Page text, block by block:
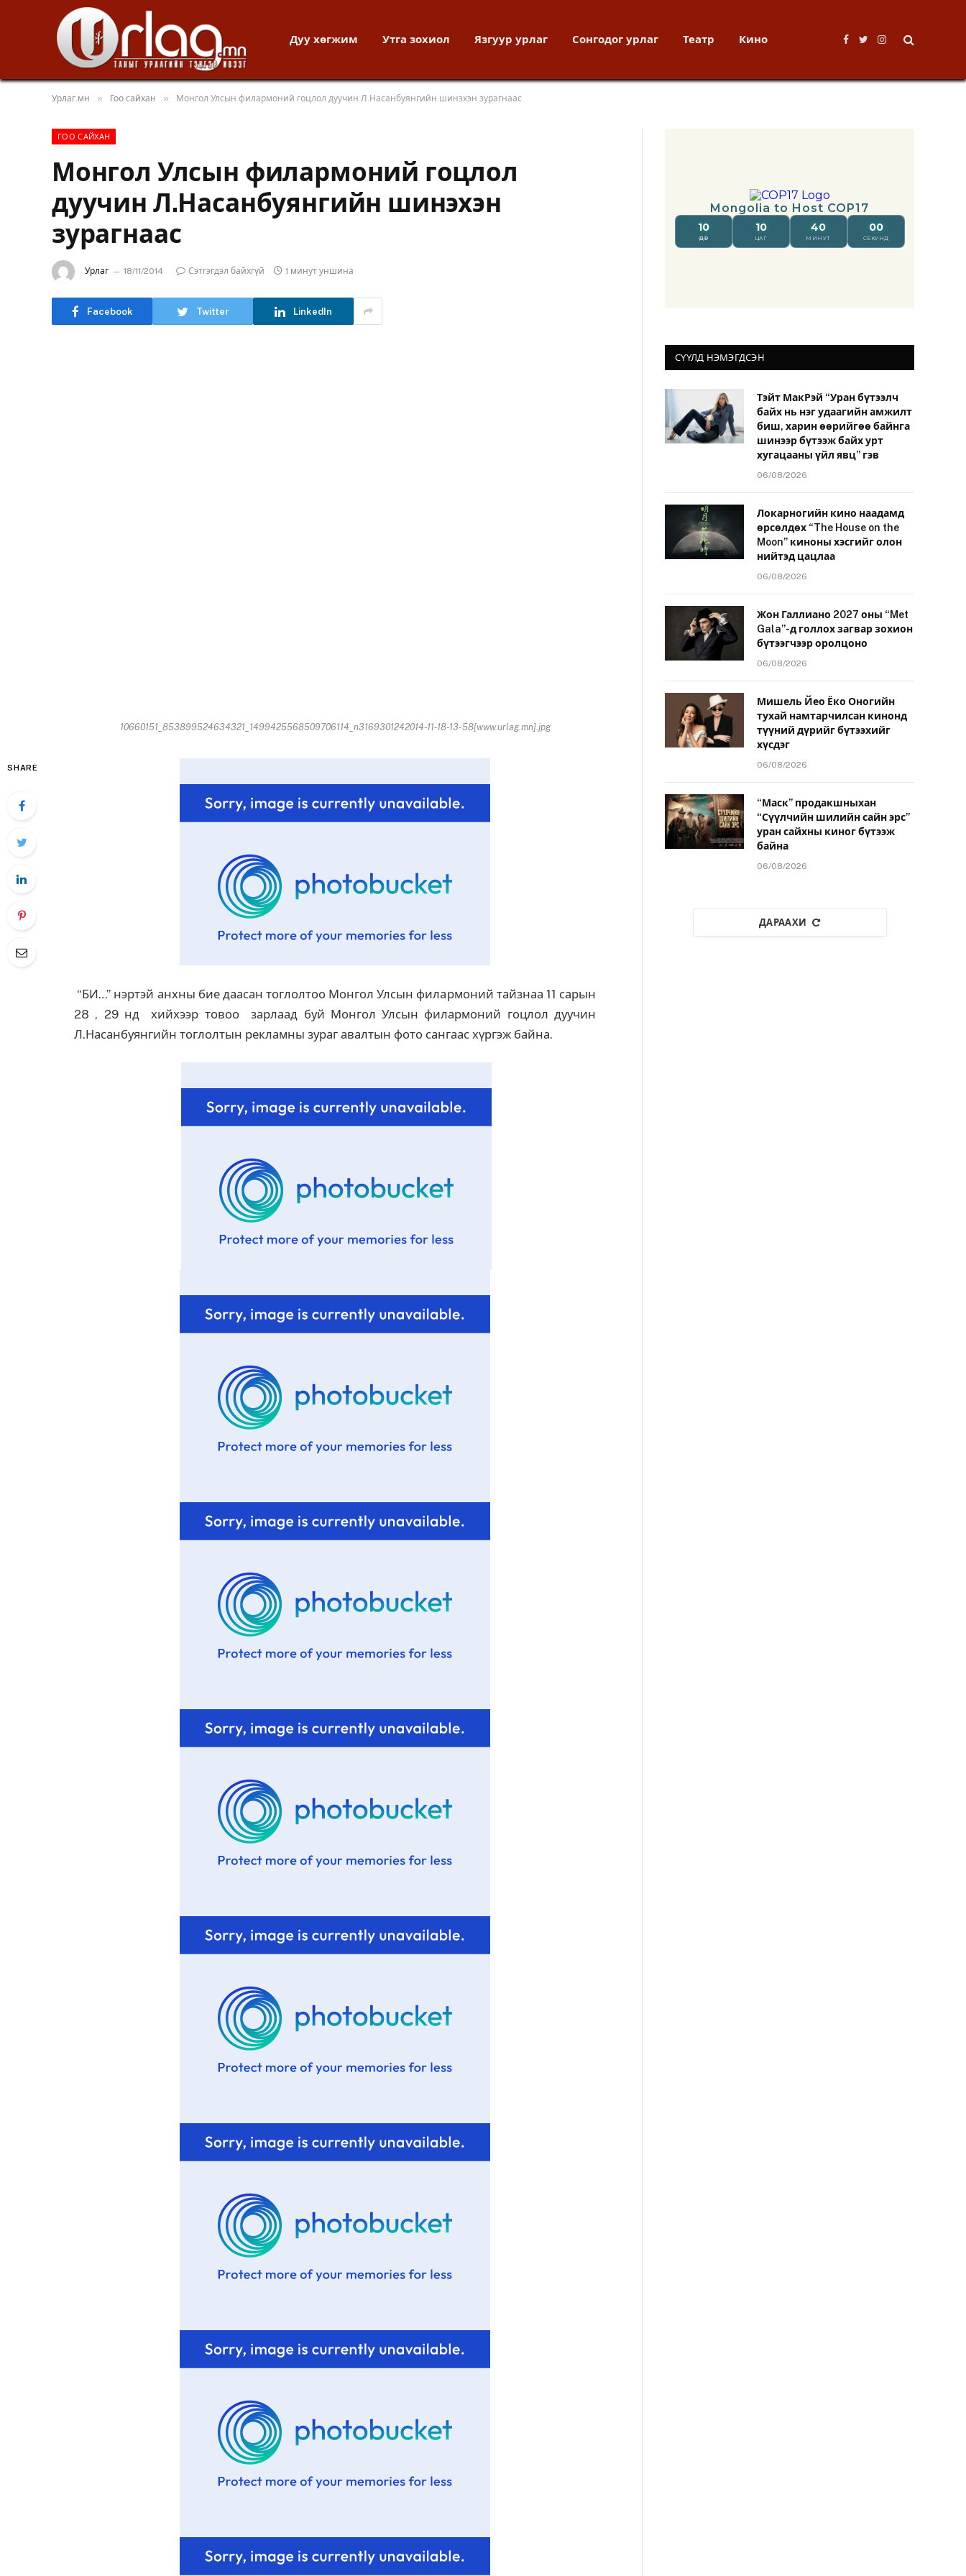
Дуу хөгжим Утга зохиол Язгуур урлаг Сонгодог урлаг Театр Кино
Facebook
TwitterInstagram
Урлаг.мн » Гоо сайхан » Монгол Улсын филармоний гоцлол дуучин Л.Насанбуянгийн шинэхэн зурагнаас
ГОО САЙХАН
Монгол Улсын филармоний гоцлол
дуучин Л.Насанбуянгийн шинэхэн
зурагнаас
Урлаг 18/11/2014 Сэтгэгдэл байхгүй 1 минут уншина
Facebook Twitter LinkedIn
10660151_853899524634321_1499425568509706114_n3169301242014-11-18-13-58[www.urlag.mn].jpg
SHARE
“БИ…” нэртэй анхны бие даасан тоглолтоо Монгол Улсын филармоний тайзнаа 11 сарын
28 , 29 нд хийхээр товоо зарлаад буй Монгол Улсын филармоний гоцлол дуучин
Л.Насанбуянгийн тоглолтын рекламны зураг авалтын фото сангаас хүргэж байна.
СҮҮЛД НЭМЭГДСЭН
Тэйт МакРэй “Уран бүтээлч
байх нь нэг удаагийн амжилт
биш, харин өөрийгөө байнга
шинээр бүтээж байх урт
хугацааны үйл явц” гэв
06/08/2026
Локарногийн кино наадамд
өрсөлдөх “The House on the
Moon” киноны хэсгийг олон
нийтэд цацлаа
06/08/2026
Жон Галлиано 2027 оны “Met
Gala”-д голлох загвар зохион
бүтээгчээр оролцоно
06/08/2026
Мишель Йео Ёко Оногийн
тухай намтарчилсан кинонд
түүний дүрийг бүтээхийг
хүсдэг
06/08/2026
“Маск” продакшныхан
“Сүүлчийн шилийн сайн эрс”
уран сайхны киног бүтээж
байна
06/08/2026
ДАРААХИ